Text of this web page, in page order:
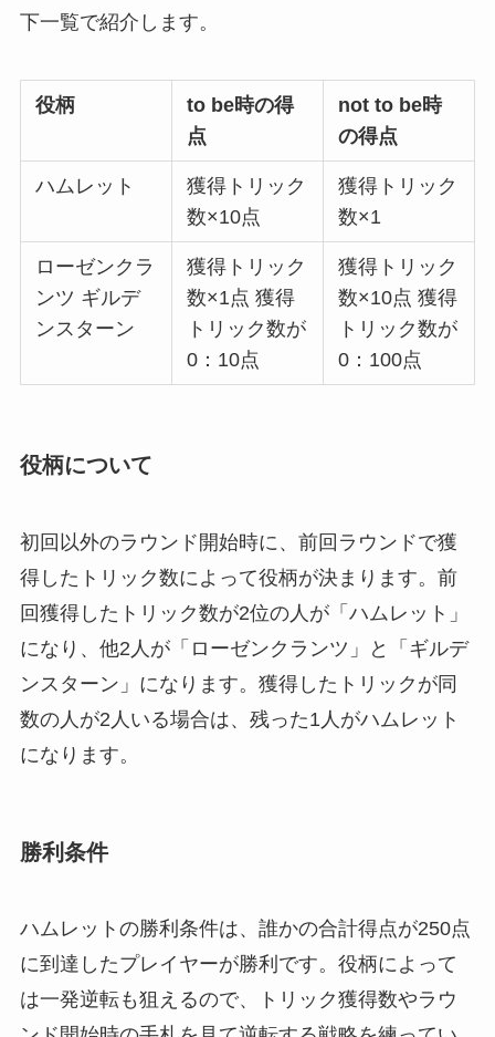
下一覧で紹介します。
役柄
to be時の得
点
not to be時
の得点
ハムレット
獲得トリック
数×10点
獲得トリック
数×1
ローゼンクラ
ンツ ギルデ
ンスターン
獲得トリック
数×1点 獲得
トリック数が
0：10点
獲得トリック
数×10点 獲得
トリック数が
0：100点
役柄について
初回以外のラウンド開始時に、前回ラウンドで獲
得したトリック数によって役柄が決まります。前
回獲得したトリック数が2位の人が「ハムレット」
になり、他2人が「ローゼンクランツ」と「ギルデ
ンスターン」になります。獲得したトリックが同
数の人が2人いる場合は、残った1人がハムレット
になります。
勝利条件
ハムレットの勝利条件は、誰かの合計得点が250点
に到達したプレイヤーが勝利です。役柄によって
は一発逆転も狙えるので、トリック獲得数やラウ